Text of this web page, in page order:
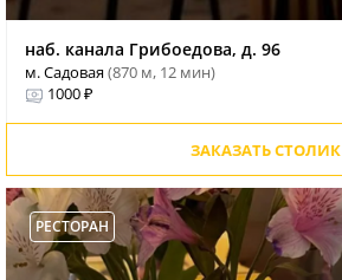
наб. канала Грибоедова, д. 96
м. Садовая(870 м, 12 мин)
1000 ₽
ЗАКАЗАТЬ СТОЛИК
РЕСТОРАН